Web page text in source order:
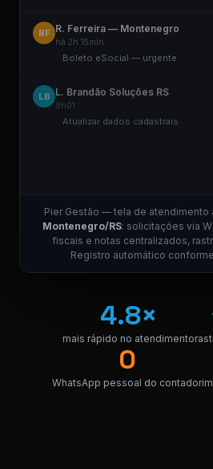
RF R. Ferreira — Montenegro
há 2h 15min
Boleto eSocial — urgente
LB L. Brandão Soluções RS
9h01
Atualizar dados cadastrais
Pier Gestão — tela de atendimento
Montenegro/RS: solicitações via
fiscais e notas centralizados,
Registro automático
4.8×
mais rápido no atendimento
0
WhatsApp pessoal do contador